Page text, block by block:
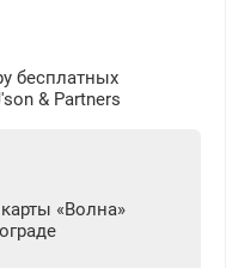
бесплатных
& Partners
«Волна»